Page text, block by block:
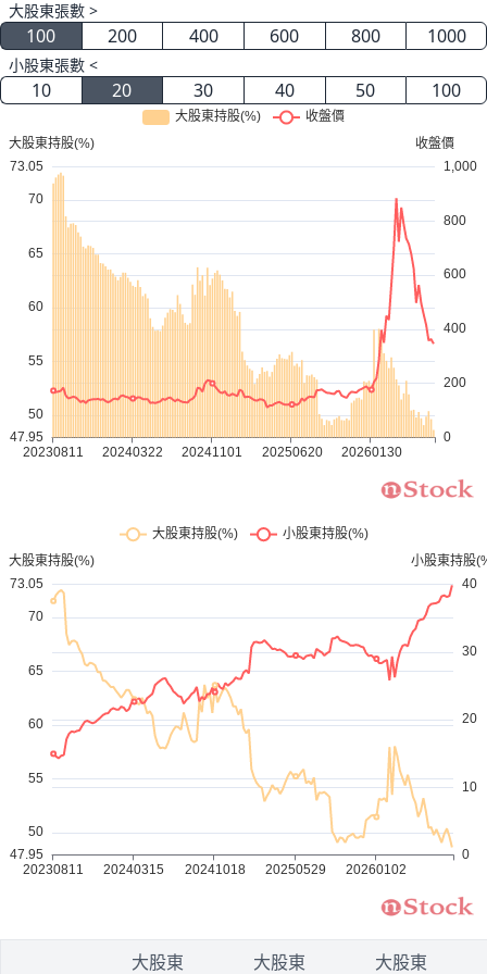
大股東張數 >
100 200 400 600 800 1000
小股東張數 <
10 20 30 40 50 100
大股東 大股東 大股東